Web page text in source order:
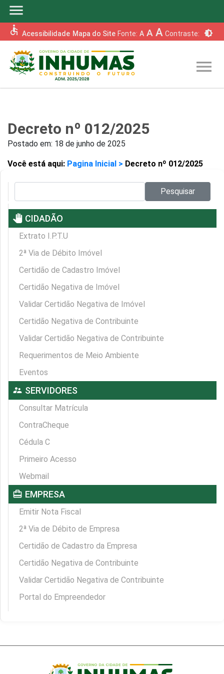
menu
accessible Acessibilidade Mapa do Site Fonte: A A A Contraste: brightness_6
menu
Decreto nº 012/2025
Postado em: 18 de junho de 2025
Você está aqui: Pagina Inicial > Decreto nº 012/2025
Pesquisar
pan_tool CIDADÃO
Extrato I.P.T.U
2ª Via de Débito Imóvel
Certidão de Cadastro Imóvel
Certidão Negativa de Imóvel
Validar Certidão Negativa de Imóvel
Certidão Negativa de Contribuinte
Validar Certidão Negativa de Contribuinte
Requerimentos de Meio Ambiente
Eventos
supervisor_account SERVIDORES
Consultar Matrícula
ContraCheque
Cédula C
Primeiro Acesso
Webmail
card_travel EMPRESA
Emitir Nota Fiscal
2ª Via de Débito de Empresa
Certidão de Cadastro da Empresa
Certidão Negativa de Contribuinte
Validar Certidão Negativa de Contribuinte
Portal do Empreendedor